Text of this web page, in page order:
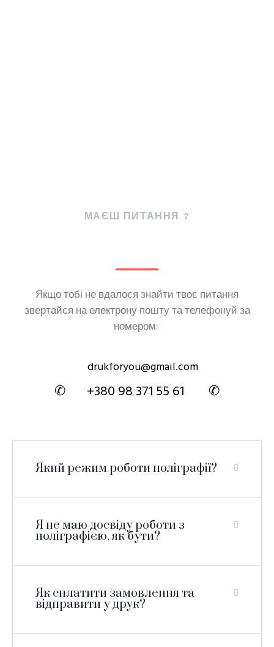
МАЄШ ПИТАННЯ ?
Якщо тобі не вдалося знайти твоє питання
звертайся на електрону пошту та телефонуй за
номером:
drukforyou@gmail.com
✆ +380 98 371 55 61 ✆
Який режим роботи поліграфії?
Я не маю досвіду роботи з
поліграфією, як бути?
Як сплатити замовлення та
відправити у друк?